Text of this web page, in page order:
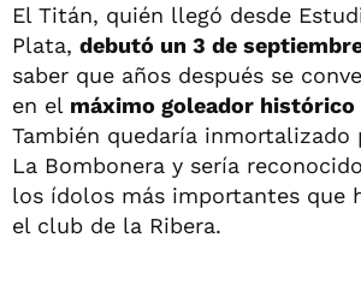
El Titán, quién llegó desde
Plata, debutó un 3 de
saber que años después se
en el máximo goleador histórico
También quedaría inmortalizado
La Bombonera y sería
los ídolos más importantes que
el club de la Ribera.